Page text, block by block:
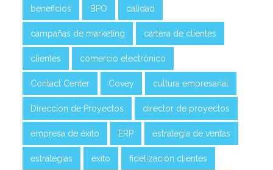
beneficios BPO calidad
campañas de marketing cartera de clientes
clientes comercio electrónico
Contact Center Covey cultura empresarial
Direccion de Proyectos director de proyectos
empresa de éxito ERP estrategia de ventas
estrategias exito fidelización clientes